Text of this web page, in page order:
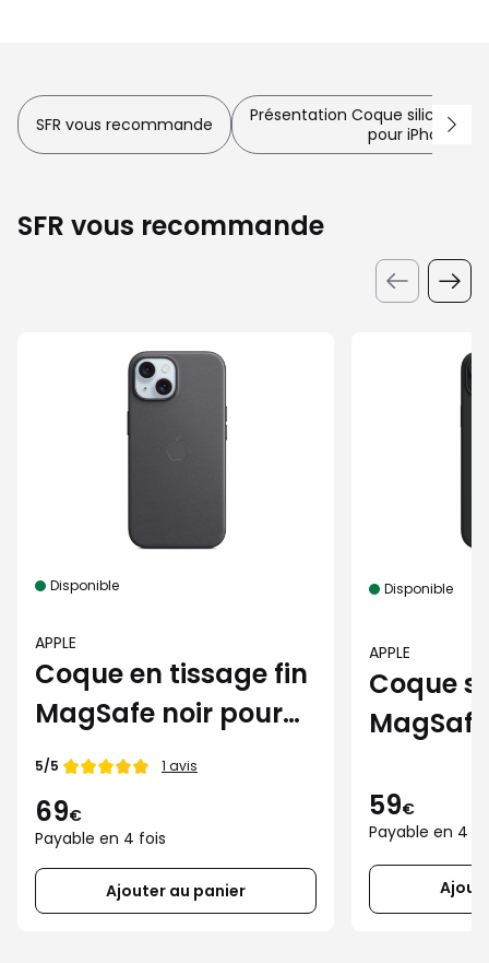
SFR vous recommande
Présentation Coque silicone
pour iPhone 15
SFR vous recommande
Disponible
APPLE
Coque en tissage fin
MagSafe noir pour
iPhone 15 Plus
Note de
5/5 1 avis
69€
Payable en 4 fois
Ajouter au panier
Disponible
APPLE
Coque
59€
Payable en 4